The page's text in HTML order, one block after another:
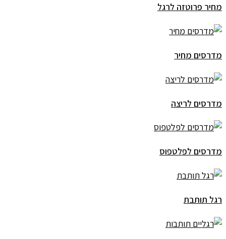
מחיר פרוטזה לרגל
מדרסים מחיר
מדרסים לריצה
מדרסים לפלטפוס
רגל תותבת